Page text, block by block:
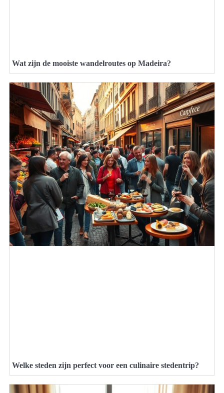
Wat zijn de mooiste wandelroutes op Madeira?
Welke steden zijn perfect voor een culinaire stedentrip?